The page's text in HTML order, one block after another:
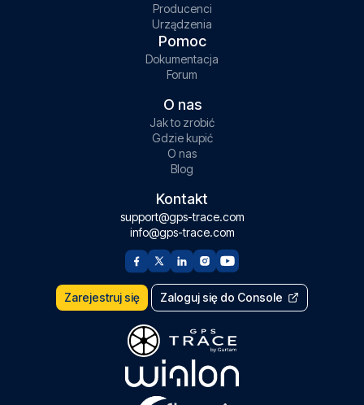
Producenci
Urządzenia
Pomoc
Dokumentacja
Forum
O nas
Jak to zrobić
Gdzie kupić
O nas
Blog
Kontakt
support@gps-trace.com
info@gps-trace.com
Zarejestruj się Zaloguj się do Console